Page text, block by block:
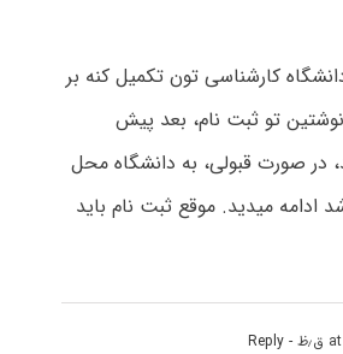
کارشناسی تون تکمیل کنه بر
تو ثبت نام، بعد پیش
در صورت قبولی، به دانشگاه محل
ادامه میدید. موقع ثبت نام باید
- Reply